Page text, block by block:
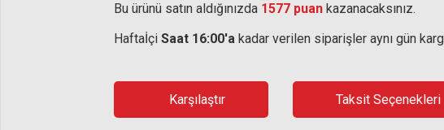
Bu ürünü satın aldığınızda 1577 puan kazanacaksınız.
Haftaİçi Saat 16:00'a kadar verilen siparişler aynı gün
Karşılaştır Taksit Seçenekleri